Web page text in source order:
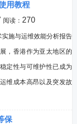
用教程
阅读： 270
施与运维效能分析报告
，香港作为亚太地区的
定性与可维护性已成为
维成本高昂以及突发故
保